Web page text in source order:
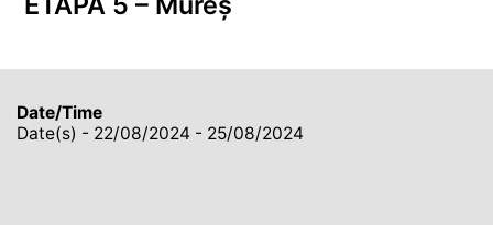
Date/Time
Date(s) - 22/08/2024 - 25/08/2024